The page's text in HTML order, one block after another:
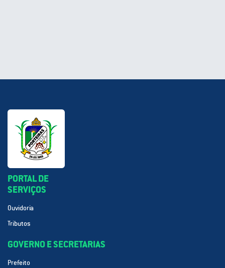
PORTAL DE
SERVIÇOS
Ouvidoria
Tributos
GOVERNO E SECRETARIAS
Prefeito